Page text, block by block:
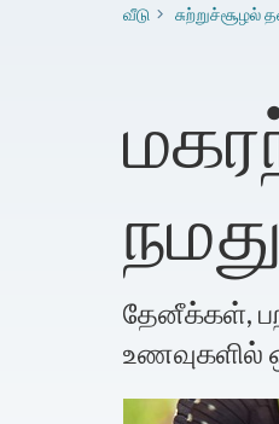
வீடு ​சுற்றுச்சூழல்
தேனீக்கள்,
உணவுகளில்